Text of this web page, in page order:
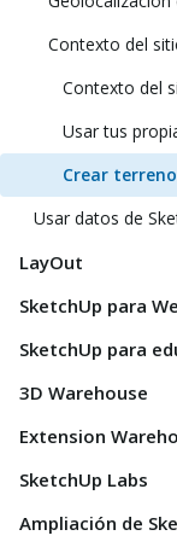
Contexto del
Contexto del
Usar tus
Crear
LayOut
SketchUp para
SketchUp para
3D Warehouse
Extension
SketchUp Labs
Ampliación de